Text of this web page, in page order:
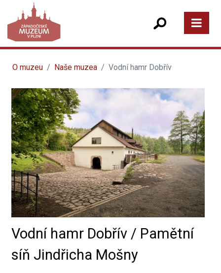
O muzeu Naše muzea Vodní hamr Dobřív
Vodní hamr Dobřív / Pamětní
síň Jindřicha Mošny